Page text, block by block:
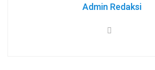
Admin Redaksi